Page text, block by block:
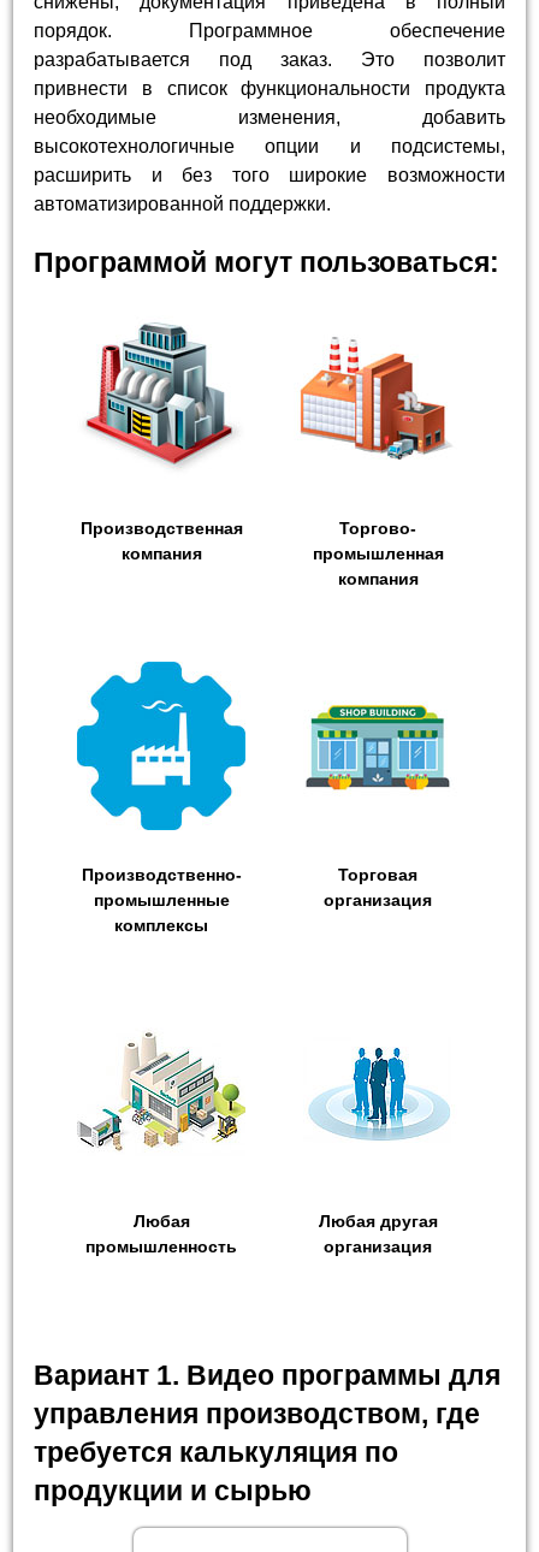
порядок. Программное обеспечение
разрабатывается под заказ. Это позволит
привнести в список функциональности продукта
необходимые изменения, добавить
высокотехнологичные опции и подсистемы,
расширить и без того широкие возможности
автоматизированной поддержки.
Программой могут пользоваться:
Производственная
компания
Торгово-
промышленная
компания
Производственно-
промышленные
комплексы
Торговая
организация
Любая
промышленность
Любая другая
организация
Вариант 1. Видео программы для
управления производством, где
требуется калькуляция по
продукции и сырью